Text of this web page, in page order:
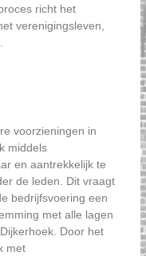
richt het
verenigingsleven,
voorzieningen in
middels
en aantrekkelijk te
de leden. Dit vraagt
bedrijfsvoering een
met alle lagen
Door het
met